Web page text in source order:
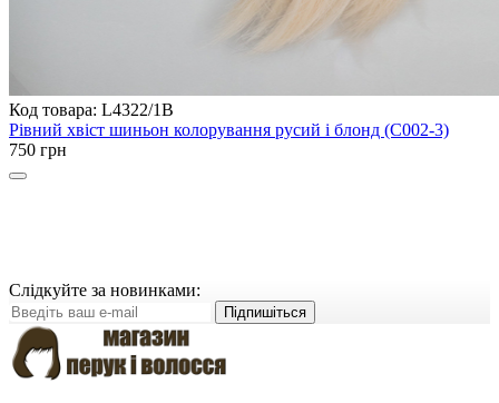
Код товара: L4322/1B
Рівний хвіст шиньон колорування русий і блонд (C002-3)
750 грн
Слідкуйте за новинками:
Підпишіться